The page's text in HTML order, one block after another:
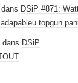
dans DSiP #871:
topgun
dans DSiP